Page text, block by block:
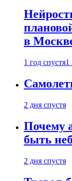
в
1 год спустя1
2 дня спустя
Почему
быть
2 дня спустя